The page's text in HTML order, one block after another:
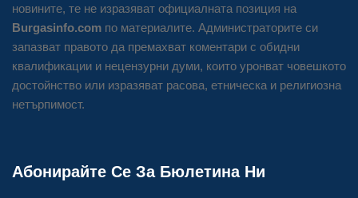
новините, те не изразяват официалната позиция на
Burgasinfo.com по материалите. Администраторите си
запазват правото да премахват коментари с обидни
квалификации и нецензурни думи, които уронват човешкото
достойнство или изразяват расова, етническа и религиозна
нетърпимост.
Абонирайте Се За Бюлетина Ни